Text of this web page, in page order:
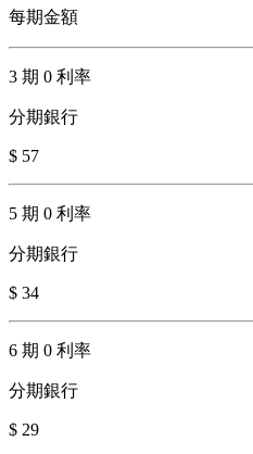
每期金額
3 期 0 利率
分期銀行
$ 57
5 期 0 利率
分期銀行
$ 34
6 期 0 利率
分期銀行
$ 29